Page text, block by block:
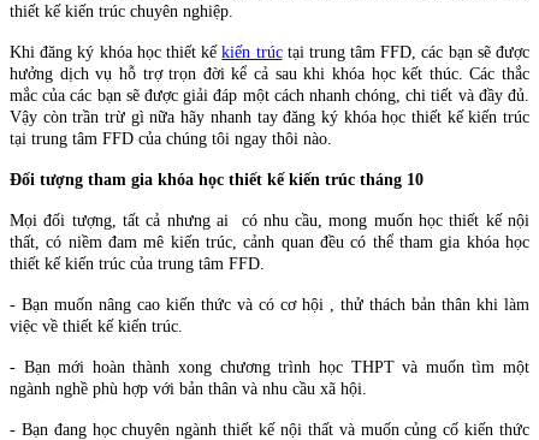
thiết kế kiến trúc chuyên nghiệp.
Khi đăng ký khóa học thiết kếkiến trúctại trung tâm FFD, các bạn sẽ được
hưởng dịch vụ hỗ trợ trọn đời kể cả sau khi khóa học kết thúc. Các thắc
mắc của các bạn sẽ được giải đáp một cách nhanh chóng, chi tiết và đầy đủ.
Vậy còn trần trừ gì nữa hãy nhanh tay đăng ký khóa học thiết kế kiến trúc
tại trung tâm FFD của chúng tôi ngay thôi nào.
Đối tượng tham gia khóa học thiết kế kiến trúc tháng 10
Mọi đối tượng, tất cả nhưng ai có nhu cầu, mong muốn học thiết kế nội
thất, có niềm đam mê kiến trúc, cảnh quan đều có thể tham gia khóa học
thiết kế kiến trúc của trung tâm FFD.
- Bạn muốn nâng cao kiến thức và có cơ hội , thử thách bản thân khi làm
việc về thiết kế kiến trúc.
- Bạn mới hoàn thành xong chương trình học THPT và muốn tìm một
ngành nghề phù hợp với bản thân và nhu cầu xã hội.
- Bạn đang học chuyên ngành thiết kế nội thất và muốn củng cố kiến thức